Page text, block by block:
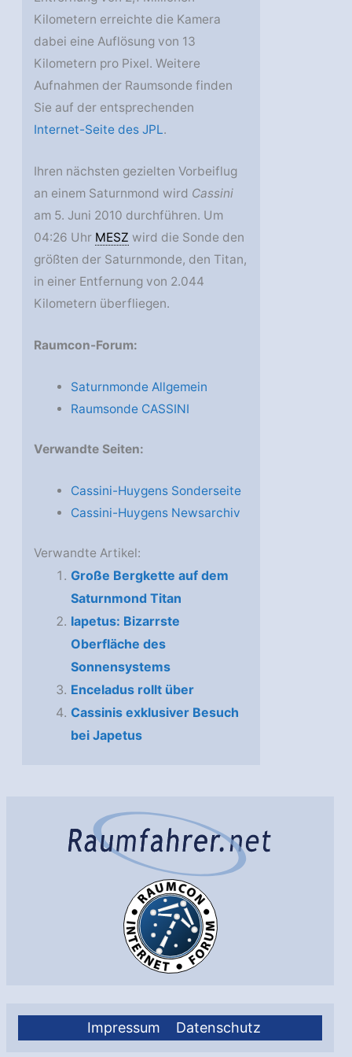
Impressum Datenschutz
Kilometern erreichte die Kamera
dabei eine Auflösung von 13
Kilometern pro Pixel. Weitere
Aufnahmen der Raumsonde finden
Sie auf der entsprechenden
Internet-Seite des JPL.
Ihren nächsten gezielten Vorbeiflug
an einem Saturnmond wird Cassini
am 5. Juni 2010 durchführen. Um
04:26 Uhr MESZ wird die Sonde den
größten der Saturnmonde, den Titan,
in einer Entfernung von 2.044
Kilometern überfliegen.
Raumcon-Forum:
Saturnmonde Allgemein
Raumsonde CASSINI
Verwandte Seiten:
Cassini-Huygens Sonderseite
Cassini-Huygens Newsarchiv
Verwandte Artikel:
Große Bergkette auf dem
Saturnmond Titan
Iapetus: Bizarrste
Oberfläche des
Sonnensystems
Enceladus rollt über
Cassinis exklusiver Besuch
bei Japetus